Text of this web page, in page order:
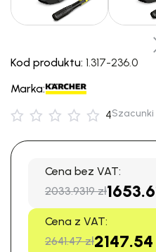
Kod produktu: 1.317-236.0
Marka:
4
Cena bez VAT:
2033.9319 zł
Cena z VAT:
2641.47 zł2147.54